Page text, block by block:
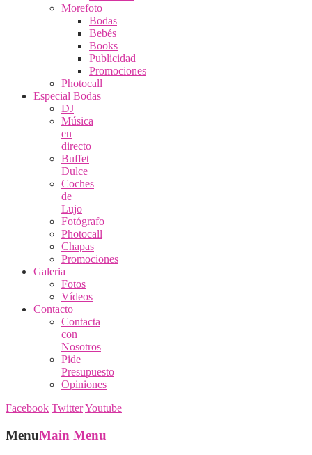
Morefoto
Bodas
Bebés
Books
Publicidad
Promociones
Photocall
Especial Bodas
DJ
Música
en
directo
Buffet
Dulce
Coches
de
Lujo
Fotógrafo
Photocall
Chapas
Promociones
Galeria
Fotos
Vídeos
Contacto
Contacta
con
Nosotros
Pide
Presupuesto
Opiniones
Facebook TwitterYoutube
MenuMain Menu